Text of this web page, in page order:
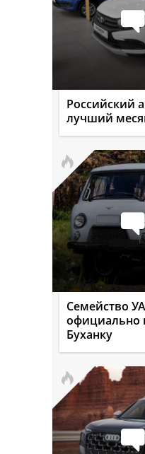
Российский
лучший
Семейство
официально
Буханку